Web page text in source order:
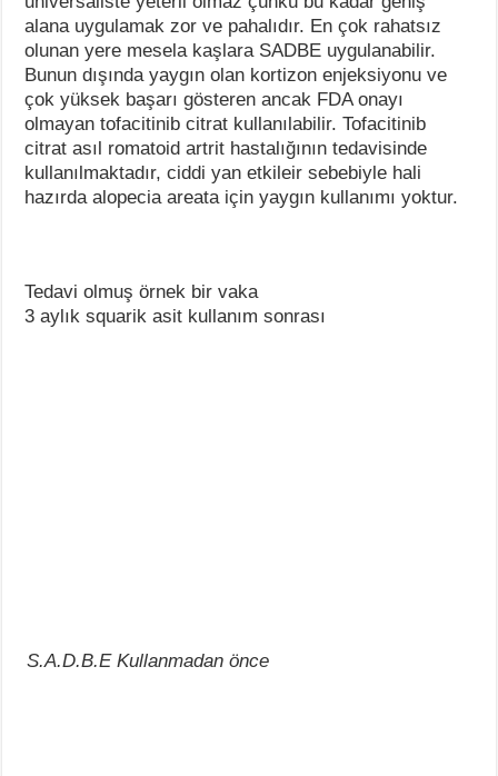
alana uygulamak zor ve pahalıdır. En çok rahatsız
olunan yere mesela kaşlara SADBE uygulanabilir.
Bunun dışında yaygın olan kortizon enjeksiyonu ve
çok yüksek başarı gösteren ancak FDA onayı
olmayan tofacitinib citrat kullanılabilir. Tofacitinib
citrat asıl romatoid artrit hastalığının tedavisinde
kullanılmaktadır, ciddi yan etkileir sebebiyle hali
hazırda alopecia areata için yaygın kullanımı yoktur.
Tedavi olmuş örnek bir vaka
3 aylık squarik asit kullanım sonrası
S.A.D.B.E Kullanmadan önce